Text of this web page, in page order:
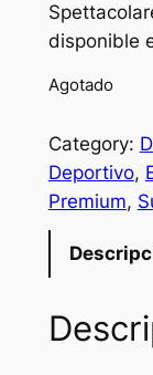
disponible
Agotado
Category:
Deportivo,
Premium,